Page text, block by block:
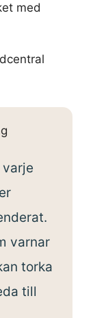
med
varje
varnar
torka
till